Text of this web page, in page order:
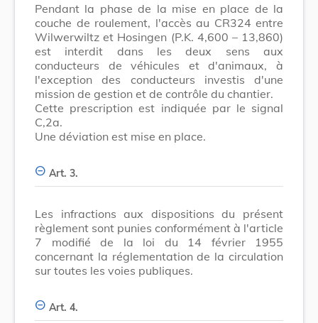
Pendant la phase de la mise en place de la
couche de roulement, l'accès au CR324 entre
Wilwerwiltz et Hosingen (P.K. 4,600 – 13,860)
est interdit dans les deux sens aux
conducteurs de véhicules et d'animaux, à
l'exception des conducteurs investis d'une
mission de gestion et de contrôle du chantier.
Cette prescription est indiquée par le signal
C,2a.
Une déviation est mise en place.
Art. 3.
Les infractions aux dispositions du présent
règlement sont punies conformément à l'article
7 modifié de la loi du 14 février 1955
concernant la réglementation de la circulation
sur toutes les voies publiques.
Art. 4.